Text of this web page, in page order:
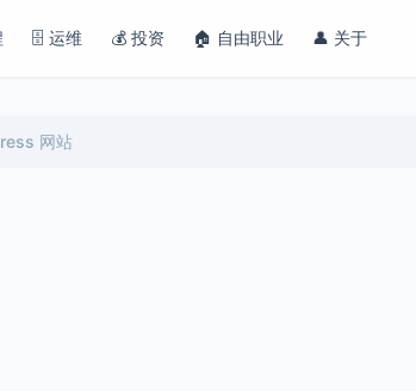
🗄️ 运维 💰 投资 🏠 自由职业 👤 关于
网站